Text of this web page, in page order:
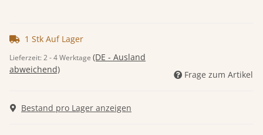
1 Stk Auf Lager
Lieferzeit: 2 - 4 Werktage (DE - Ausland
abweichend)
Frage zum Artikel
Bestand pro Lager anzeigen